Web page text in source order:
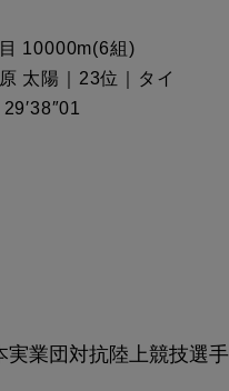
10000m(6組)
太陽｜23位｜タイ
29′38″01
業団対抗陸上競技選手